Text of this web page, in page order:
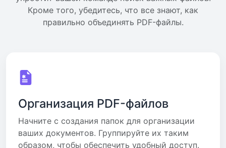
Кроме того, убедитесь, что все знают, как
правильно объединять PDF-файлы.
Организация PDF-файлов
Начните с создания папок для организации
ваших документов. Группируйте их таким
образом, чтобы обеспечить удобный доступ.